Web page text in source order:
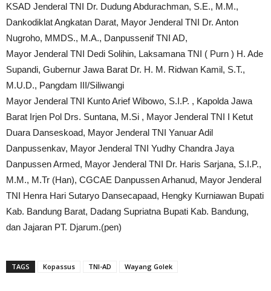
KSAD Jenderal TNI Dr. Dudung Abdurachman, S.E., M.M.,
Dankodiklat Angkatan Darat, Mayor Jenderal TNI Dr. Anton
Nugroho, MMDS., M.A., Danpussenif TNI AD,
Mayor Jenderal TNI Dedi Solihin, Laksamana TNI ( Purn ) H. Ade
Supandi, Gubernur Jawa Barat Dr. H. M. Ridwan Kamil, S.T.,
M.U.D., Pangdam III/Siliwangi
Mayor Jenderal TNI Kunto Arief Wibowo, S.I.P. , Kapolda Jawa
Barat Irjen Pol Drs. Suntana, M.Si , Mayor Jenderal TNI I Ketut
Duara Danseskoad, Mayor Jenderal TNI Yanuar Adil
Danpussenkav, Mayor Jenderal TNI Yudhy Chandra Jaya
Danpussen Armed, Mayor Jenderal TNI Dr. Haris Sarjana, S.I.P.,
M.M., M.Tr (Han), CGCAE Danpussen Arhanud, Mayor Jenderal
TNI Henra Hari Sutaryo Dansecapaad, Hengky Kurniawan Bupati
Kab. Bandung Barat, Dadang Supriatna Bupati Kab. Bandung,
dan Jajaran PT. Djarum.(pen)
TAGS Kopassus TNI-AD Wayang Golek